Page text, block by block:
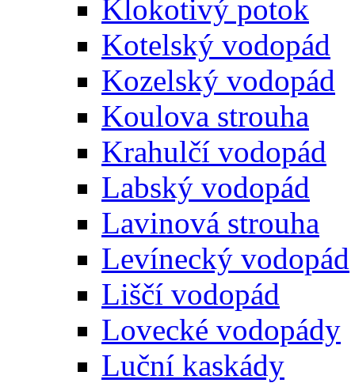
Klokotivý potok
Kotelský vodopád
Kozelský vodopád
Koulova strouha
Krahulčí vodopád
Labský vodopád
Lavinová strouha
Levínecký vodopád
Liščí vodopád
Lovecké vodopády
Luční kaskády